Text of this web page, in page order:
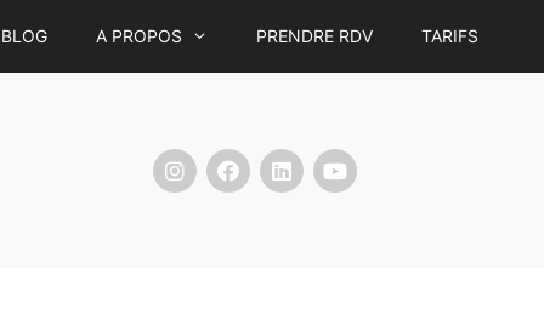
BLOG A PROPOS PRENDRE RDV TARIFS